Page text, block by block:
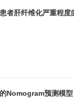
者肝纤维化严重程度
Nomogram预测模型